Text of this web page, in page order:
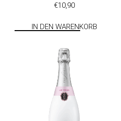
€10,90
IN DEN WARENKORB